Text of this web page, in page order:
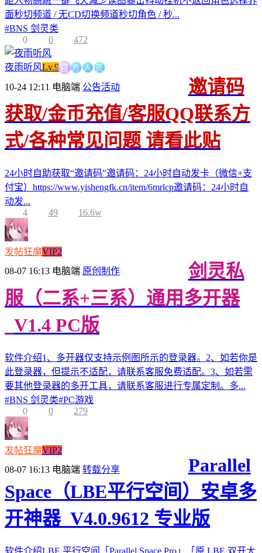
面秒切频道 / 无CD切换频道秒切角色 / 秒...
#BNS 剑灵类
0
0 472
夜雨听风Lv.9官方人员
10-24 12:11 电脑端 公告活动
邀请码
获取/金币充值/客服QQ联系方
式/各种常见问题 请看此贴
24小时自助获取“邀请码”邀请码：24小时自动发卡（微信+支
付宝）https://www.yishengfk.cn/item/6mrlcp邀请码：24小时自
动发...
4
49 16.6w
发帖狂魔VIP2
08-07 16:13 电脑端 原创制作
剑灵私
服（二系+三系）通用多开器
_V1.4 PC版
软件介绍1、多开器仅支持示例图所示的登录器。2、如若你是
此登录器，但提示不适配，请联系客服免费适配。3、如若需
要其他登录器的多开工具，请联系客服进行专属定制。多...
#BNS 剑灵类#PC游戏
0
0 279
发帖狂魔VIP2
08-07 16:13 电脑端 转载分享
Parallel
Space（LBE平行空间）安卓多
开神器_V4.0.9612 专业版
软件介绍LBE 平行空间「Parallel Space Pro」「原 LBE 双开大